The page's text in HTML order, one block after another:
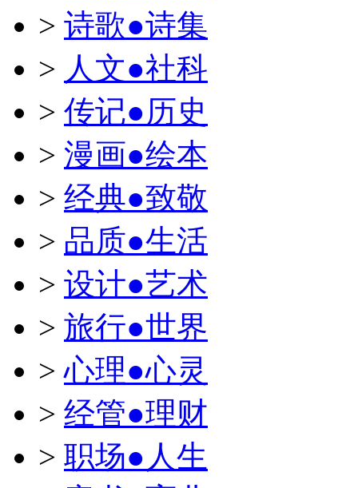
> 诗歌●诗集
> 人文●社科
> 传记●历史
> 漫画●绘本
> 经典●致敬
> 品质●生活
> 设计●艺术
> 旅行●世界
>心理●心灵
> 经管●理财
> 职场●人生